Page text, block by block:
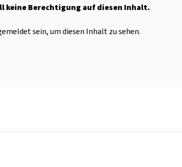
keine Berechtigung auf diesen Inhalt.
sein, um diesen Inhalt zu sehen.